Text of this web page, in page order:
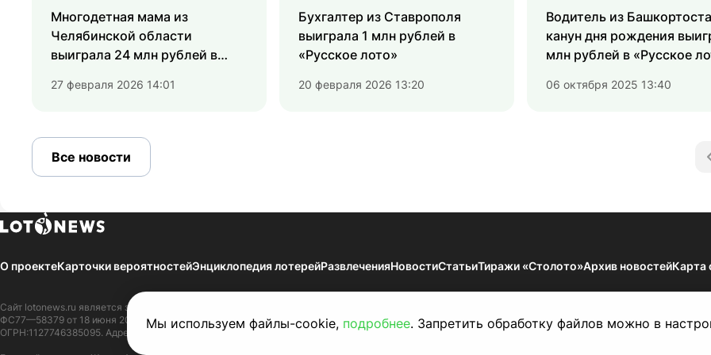
Многодетная мама из
Челябинской области
выиграла 24 млн рублей в
«Столото»
27 февраля 2026 14:01
Бухгалтер из Ставрополя
выиграла 1 млн рублей в
«Русское лото»
20 февраля 2026 13:20
Водитель из
канун дня рождения
млн рублей в «Русское
06 октября 2025 13:40
Все новости
Мы используем файлы-cookie, подробнее. Запретить обработку файлов можно в
О проектеКарточки вероятностейЭнциклопедия лотерейРазвлеченияНовостиСтатьиТиражи «Столото»Архив новостейКарта
Сайт lotonews.ru является зарегистрированным Средством массовой информации — Результаты тиражей Всероссийских государственных
ФС77—58379 от 18 июня 2014 г. Зарегистрировано в Федеральной службе по надзору в сфере связи, информационных технологий и массовых
ОГРН:1127746385095. Адрес редакции СМИ:109316, г. Москва, Волгоградский проспект, д. 43, корп. 3. Публикация результатов тиражей на сайте